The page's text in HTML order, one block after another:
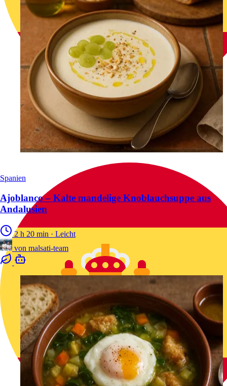
Spanien
Ajoblanco – Kalte mandelige Knoblauchsuppe aus
Andalusien
2 h 20 min · Leicht
von malsati-team